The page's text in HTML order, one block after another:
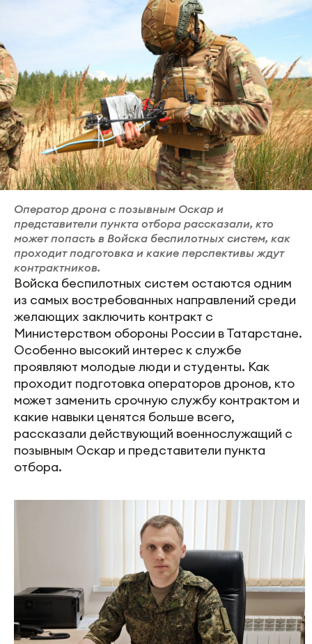
Оператор дрона с позывным Оскар и
представители пункта отбора рассказали, кто
может попасть в Войска беспилотных систем, как
проходит подготовка и какие перспективы ждут
контрактников.
Войска беспилотных систем остаются одним
из самых востребованных направлений среди
желающих заключить контракт с
Министерством обороны России в Татарстане.
Особенно высокий интерес к службе
проявляют молодые люди и студенты. Как
проходит подготовка операторов дронов, кто
может заменить срочную службу контрактом и
какие навыки ценятся больше всего,
рассказали действующий военнослужащий с
позывным Оскар и представители пункта
отбора.